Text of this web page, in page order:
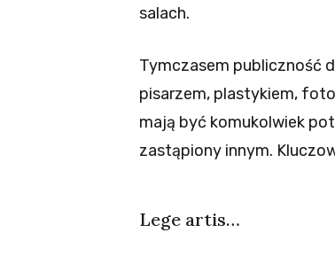
salach.
Tymczasem publiczność
pisarzem, plastykiem,
mają być komukolwiek
zastąpiony innym.
Lege artis…